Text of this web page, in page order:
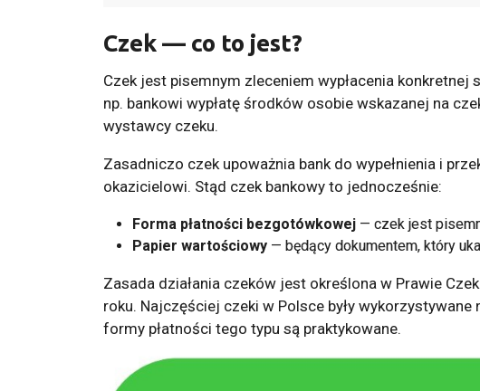
Czek — co to jest?
Czek jest pisemnym zleceniem wypłacenia konkretnej
np. bankowi wypłatę środków osobie wskazanej na
wystawcy czeku.
Zasadniczo czek upoważnia bank do wypełnienia i
okazicielowi. Stąd czek bankowy to jednocześnie:
Forma płatności bezgotówkowej — czek jest
Papier wartościowy — będący dokumentem, który
Zasada działania czeków jest określona w Prawie
roku. Najczęściej czeki w Polsce były wykorzystywane
formy płatności tego typu są praktykowane.